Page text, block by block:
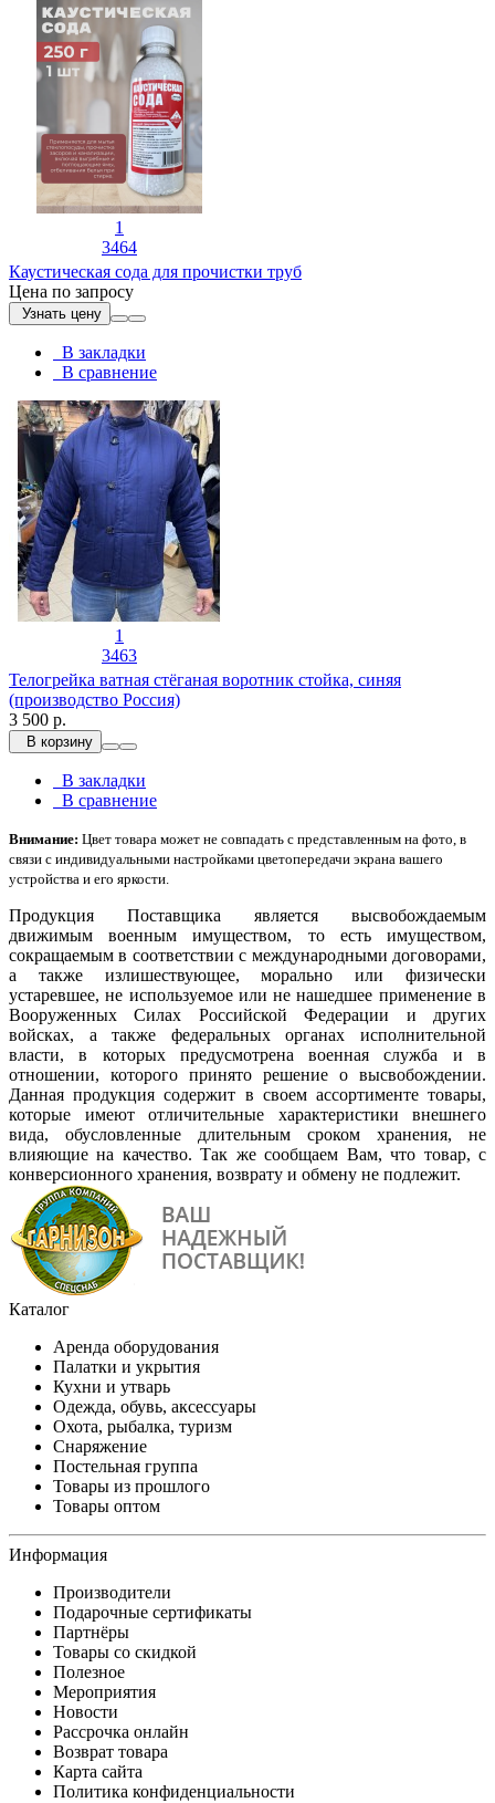
1
3464
Каустическая сода для прочистки труб
Цена по запросу
Узнать цену
В закладки
В сравнение
1
3463
Телогрейка ватная стёганая воротник стойка, синяя
(производство Россия)
3 500 р.
В корзину
В закладки
В сравнение
Внимание: Цвет товара может не совпадать с представленным на фото, в
связи с индивидуальными настройками цветопередачи экрана вашего
устройства и его яркости.
Продукция Поставщика является высвобождаемым
движимым военным имуществом, то есть имуществом,
сокращаемым в соответствии с международными договорами,
а также излишествующее, морально или физически
устаревшее, не используемое или не нашедшее применение в
Вооруженных Силах Российской Федерации и других
войсках, а также федеральных органах исполнительной
власти, в которых предусмотрена военная служба и в
отношении, которого принято решение о высвобождении.
Данная продукция содержит в своем ассортименте товары,
которые имеют отличительные характеристики внешнего
вида, обусловленные длительным сроком хранения, не
влияющие на качество. Так же сообщаем Вам, что товар, с
конверсионного хранения, возврату и обмену не подлежит.
Каталог
Аренда оборудования
Палатки и укрытия
Кухни и утварь
Одежда, обувь, аксессуары
Охота, рыбалка, туризм
Снаряжение
Постельная группа
Товары из прошлого
Товары оптом
Информация
Производители
Подарочные сертификаты
Партнёры
Товары со скидкой
Полезное
Мероприятия
Новости
Рассрочка онлайн
Возврат товара
Карта сайта
Политика конфиденциальности